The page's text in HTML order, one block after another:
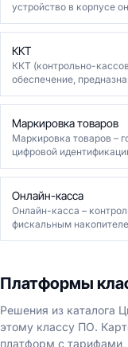
устройство в корпусе
ККТ
ККТ (контрольно-
обеспечение,
Маркировка товаров
Маркировка товаров –
цифровой
Онлайн-касса
Онлайн-касса –
фискальным
Платформы
Решения из каталога
этому классу ПО.
платформ с